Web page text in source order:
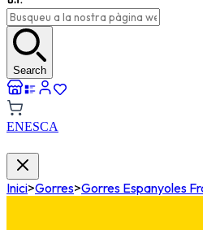
Search
ENESCA
Inici>Gorres>Gorres Espanyoles